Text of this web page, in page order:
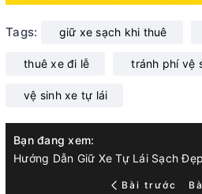
Tags: giữ xe sạch khi thuê
thuê xe đi lễ tránh phí vệ
vệ sinh xe tự lái
Bạn đang xem:
Bài trước